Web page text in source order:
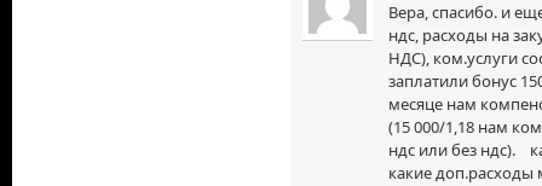
Вера, спасибо. и
ндс, расходы на
НДС), ком.услуги
заплатили бонус
месяце нам
(15 000/1,18 нам
ндс или без ндс).
какие доп.расходы